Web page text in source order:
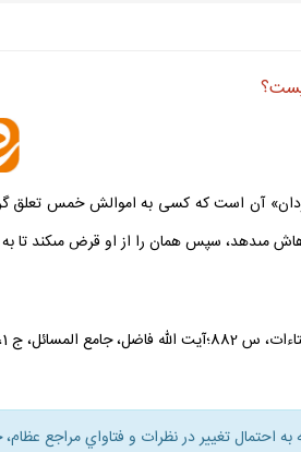
آن است كه كسى به اموالش خمس تعلق
مى‏دهد، سپس همان را از او قرض مى‏كند تا به
س 773 و 774؛ آيت الله خامنه‏اى، اجوبة، س 924.
به احتمال تغيير در نظرات و فتاواي مراجع